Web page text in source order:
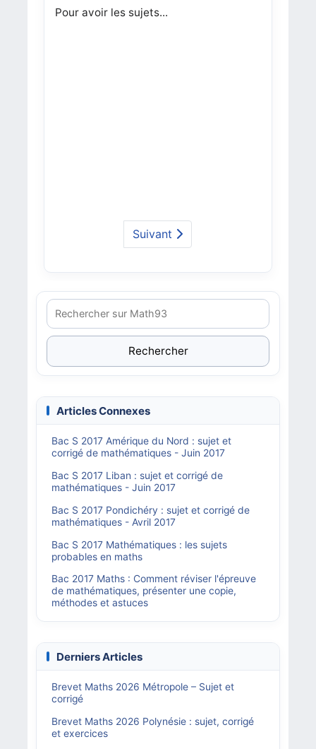
Pour avoir les sujets...
Suivant
Rechercher
Articles Connexes
Bac S 2017 Amérique du Nord : sujet et
corrigé de mathématiques - Juin 2017
Bac S 2017 Liban : sujet et corrigé de
mathématiques - Juin 2017
Bac S 2017 Pondichéry : sujet et corrigé de
mathématiques - Avril 2017
Bac S 2017 Mathématiques : les sujets
probables en maths
Bac 2017 Maths : Comment réviser l'épreuve
de mathématiques, présenter une copie,
méthodes et astuces
Derniers Articles
Brevet Maths 2026 Métropole – Sujet et
corrigé
Brevet Maths 2026 Polynésie : sujet, corrigé
et exercices